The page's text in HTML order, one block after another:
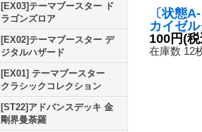
[EX03]テーマブースター ド
ラゴンズロア
[EX02]テーマブースター デ
ジタルハザード
[EX01] テーマブースター
クラシックコレクション
[ST22]アドバンスデッキ 金
剛界曼荼羅
〔状態
カイゼ
モン【
7-016}《
100円(
在庫数 12